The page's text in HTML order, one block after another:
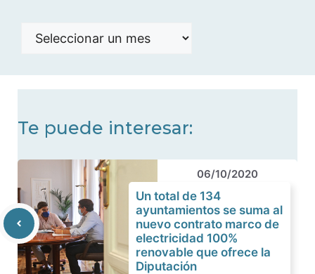
Histórico
Te puede interesar:
06/10/2020
Un total de 134
ayuntamientos se suma al
nuevo contrato marco de
electricidad 100%
renovable que ofrece la
Diputación